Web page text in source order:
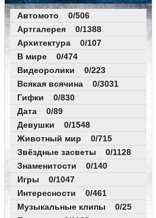
Автомото 0/506
Артгалерея 0/1388
Архитектура 0/107
В мире 0/474
Видеоролики 0/223
Всякая всячина 0/3031
Гифки 0/830
Дата 0/89
Девушки 0/1548
Животный мир 0/715
Звёздные засветы 0/1128
Знаменитости 0/140
Игры 0/1047
Интересности 0/461
Музыкальные клипы 0/25